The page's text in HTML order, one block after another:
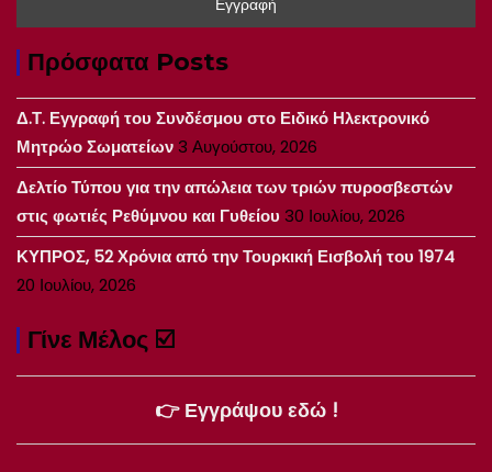
Πρόσφατα Posts
Δ.Τ. Εγγραφή του Συνδέσμου στο Ειδικό Ηλεκτρονικό
Μητρώο Σωματείων3 Αυγούστου, 2026
Δελτίο Τύπου για την απώλεια των τριών πυροσβεστών
στις φωτιές Ρεθύμνου και Γυθείου 30 Ιουλίου, 2026
ΚΥΠΡΟΣ, 52 Χρόνια από την Τουρκική Εισβολή του 1974
20 Ιουλίου, 2026
Γίνε Μέλος ☑️
👉 Εγγράψου εδώ !